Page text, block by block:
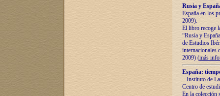
Rusia y
España en los
2009).
El libro recoge
“Rusia y
de Estudios
internacionales
2009) (más
España:
– Instituto de
Centro de
En la colección